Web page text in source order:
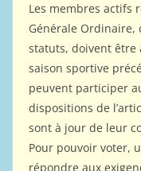
Les membres actifs
Générale Ordinaire,
statuts, doivent être
saison sportive
peuvent participer
dispositions de
sont à jour de leur
Pour pouvoir voter,
répondre aux